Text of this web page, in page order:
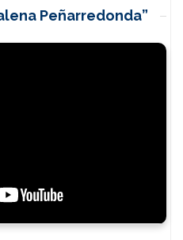
Peñarredonda”